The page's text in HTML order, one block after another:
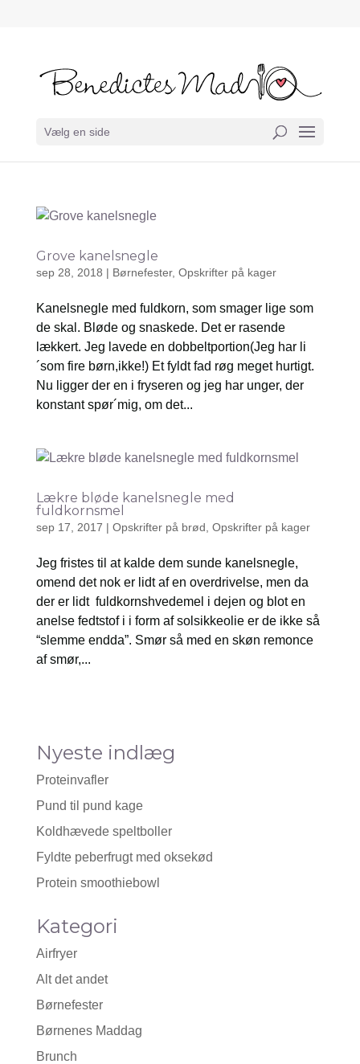
Vælg en side
Grove kanelsnegle
sep 28, 2018 | Børnefester, Opskrifter på kager
Kanelsnegle med fuldkorn, som smager lige som
de skal. Bløde og snaskede. Det er rasende
lækkert. Jeg lavede en dobbeltportion(Jeg har li
´som fire børn,ikke!) Et fyldt fad røg meget hurtigt.
Nu ligger der en i fryseren og jeg har unger, der
konstant spør´mig, om det...
Lækre bløde kanelsnegle med
fuldkornsmel
sep 17, 2017 | Opskrifter på brød Opskrifter på kager
Jeg fristes til at kalde dem sunde kanelsnegle,
omend det nok er lidt af en overdrivelse, men da
der er lidt fuldkornshvedemel i dejen og blot en
anelse fedtstof i i form af solsikkeolie er de ikke så
“slemme endda”. Smør så med en skøn remonce
af smør,...
Nyeste indlæg
Proteinvafler
Pund til pund kage
Koldhævede speltboller
Fyldte peberfrugt med oksekød
Protein smoothiebowl
Kategori
Airfryer
Alt det andet
Børnefester
Børnenes Maddag
Brunch